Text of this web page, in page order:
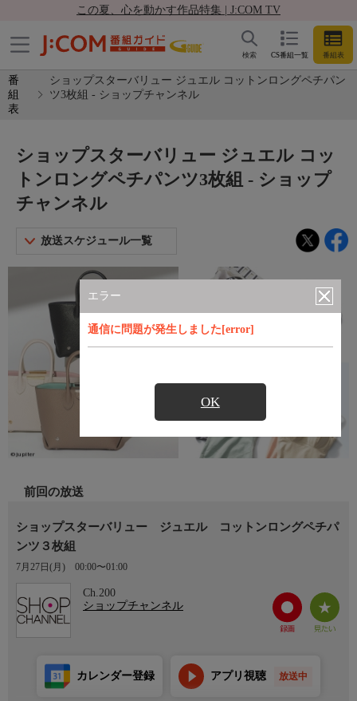
この夏、心を動かす作品特集 | J:COM TV
CS番組一覧 番組表
検索
番
組
表
ショップスターバリュー ジュエル コットンロングペチパン
ツ3枚組 - ショップチャンネル
エラー
通信に問題が発生しました[error]
OK
ショップスターバリュー ジュエル コッ
トンロングペチパンツ3枚組 - ショップ
チャンネル
放送スケジュール一覧
前回の放送
ショップスターバリュー ジュエル コットンロングペチパ
ンツ３枚組
7月27日(月) 00:00〜01:00
Ch.200
ショップチャンネル
カレンダー登録 アプリ視聴 放送中